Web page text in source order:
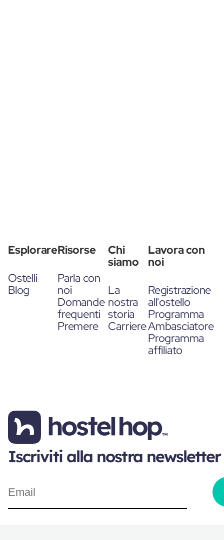
Esplorare
Ostelli
Blog
Risorse
Parla con
noi
Domande
frequenti
Premere
Chi
siamo
La
nostra
storia
Carriere
Lavora con
noi
Registrazione
all'ostello
Programma
Ambasciatore
Programma
affiliato
Iscriviti alla nostra newsletter